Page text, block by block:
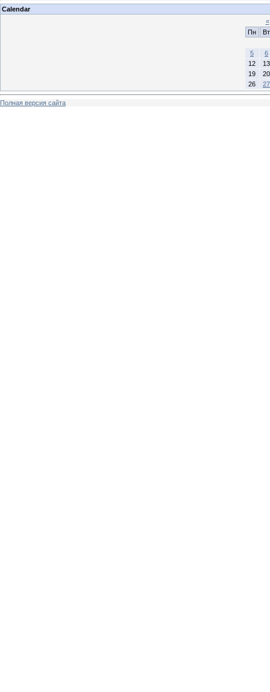
Calendar
«
Пн
Вт
5
6
12
13
19
20
26
27
Полная версия сайта